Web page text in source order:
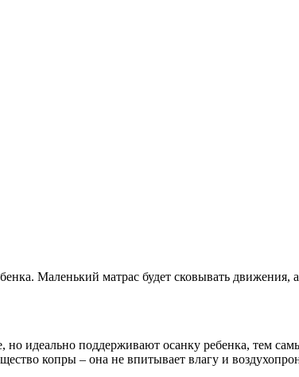
Маленький матрас будет сковывать
но идеально поддерживают осанку ребенка, тем
копры – она не впитывает влагу и